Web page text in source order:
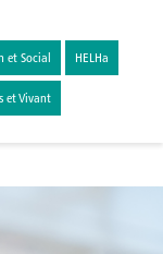
et Social HELHa
et Vivant